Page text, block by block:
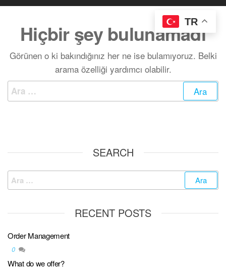
Hiçbir şey bulunamadı
Görünen o ki bakındığınız her ne ise bulamıyoruz. Belki
arama özelliği yardımcı olabilir.
SEARCH
RECENT POSTS
Order Management
0
What do we offer?
TR